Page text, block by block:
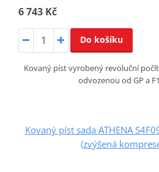
6 743 Kč
Do košíku
Kovaný píst vyrobený revoluční
odvozenou od GP a
Kovaný píst sada ATHENA
(zvýšená